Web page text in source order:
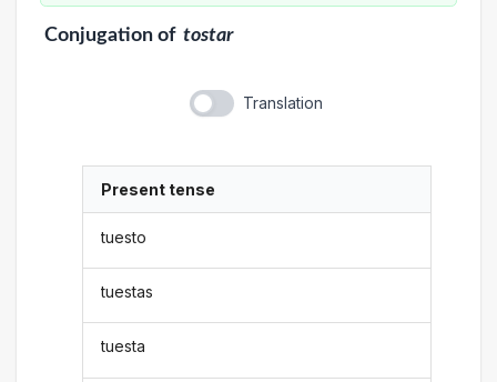
Conjugationof tostar
Translation
Present tense
tuesto
tuestas
tuesta